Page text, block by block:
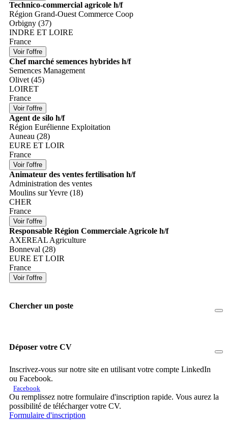
Technico-commercial agricole h/f
Région Grand-Ouest Commerce Coop
Orbigny (37)
INDRE ET LOIRE
France
Chef marché semences hybrides h/f
Semences Management
Olivet (45)
LOIRET
France
Agent de silo h/f
Région Eurélienne Exploitation
Auneau (28)
EURE ET LOIR
France
Animateur des ventes fertilisation h/f
Administration des ventes
Moulins sur Yevre (18)
CHER
France
Responsable Région Commerciale Agricole h/f
AXEREAL Agriculture
Bonneval (28)
EURE ET LOIR
France
Chercher un poste
Déposer votre CV
Inscrivez-vous sur notre site en utilisant votre compte LinkedIn
ou Facebook.
Facebook
Ou remplissez notre formulaire d'inscription rapide. Vous aurez la
possibilité de télécharger votre CV.
Formulaire d'inscription